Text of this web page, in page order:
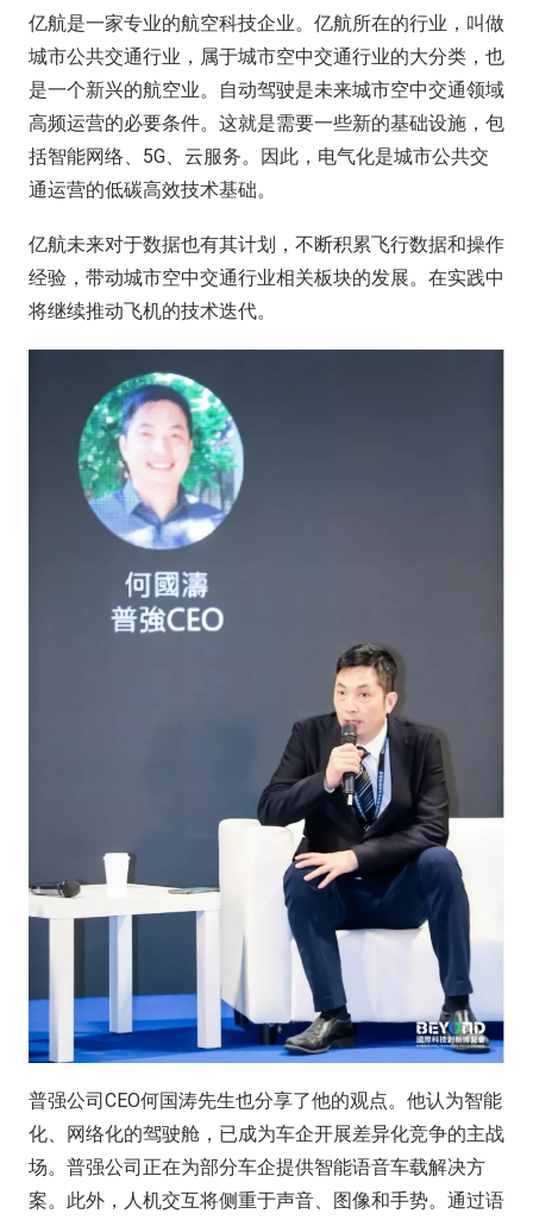
亿航是一家专业的航空科技企业。亿航所在的行业，叫做
城市公共交通行业，属于城市空中交通行业的大分类，也
是一个新兴的航空业。自动驾驶是未来城市空中交通领域
高频运营的必要条件。这就是需要一些新的基础设施，包
括智能网络、5G、云服务。因此，电气化是城市公共交
通运营的低碳高效技术基础。
亿航未来对于数据也有其计划，不断积累飞行数据和操作
经验，带动城市空中交通行业相关板块的发展。在实践中
将继续推动飞机的技术迭代。
普强公司CEO何国涛先生也分享了他的观点。他认为智能
化、网络化的驾驶舱，已成为车企开展差异化竞争的主战
场。普强公司正在为部分车企提供智能语音车载解决方
案。此外，人机交互将侧重于声音、图像和手势。通过语